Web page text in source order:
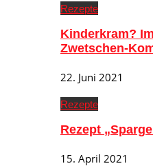
Rezepte
Kinderkram?
Zwetschen-
22. Juni 2021
Rezepte
Rezept
15. April 2021